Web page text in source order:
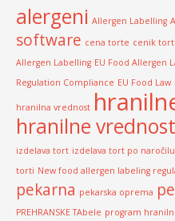
alergeni Allergen Labelling
software cena torte cenik tort
Allergen Labelling EU Food Allergen
Regulation Compliance EU Food Law
hranilna vrednost
hranilne
izdelava tort izdelava tort po naročilu
torti New food allergen labeling
pekarna pekarska oprema
PREHRANSKE TAbele program